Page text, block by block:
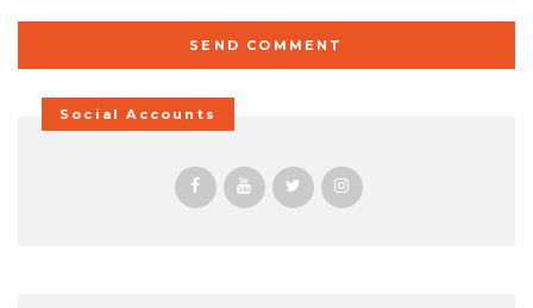
Social Accounts